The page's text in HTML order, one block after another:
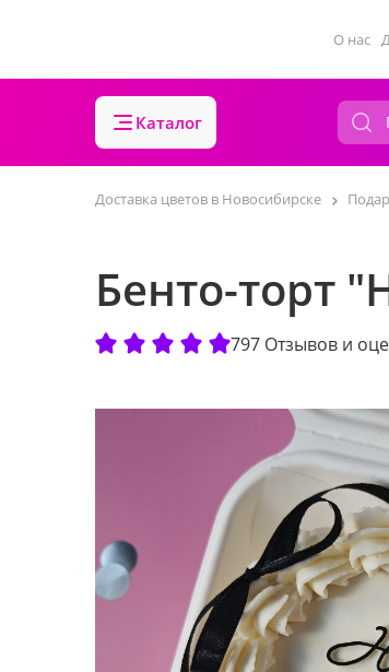
О нас
Каталог
Доставка цветов в Новосибирске
Бенто-торт
797 Отзывов и